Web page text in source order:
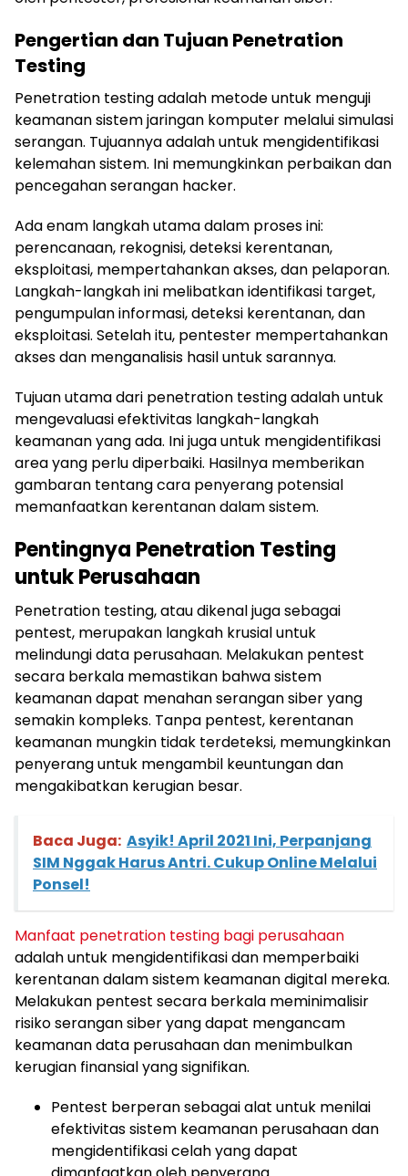
Pengertian dan Tujuan Penetration
Testing
Penetration testing adalah metode untuk menguji
keamanan sistem jaringan komputer melalui simulasi
serangan. Tujuannya adalah untuk mengidentifikasi
kelemahan sistem. Ini memungkinkan perbaikan dan
pencegahan serangan hacker.
Ada enam langkah utama dalam proses ini:
perencanaan, rekognisi, deteksi kerentanan,
eksploitasi, mempertahankan akses, dan pelaporan.
Langkah-langkah ini melibatkan identifikasi target,
pengumpulan informasi, deteksi kerentanan, dan
eksploitasi. Setelah itu, pentester mempertahankan
akses dan menganalisis hasil untuk sarannya.
Tujuan utama dari penetration testing adalah untuk
mengevaluasi efektivitas langkah-langkah
keamanan yang ada. Ini juga untuk mengidentifikasi
area yang perlu diperbaiki. Hasilnya memberikan
gambaran tentang cara penyerang potensial
memanfaatkan kerentanan dalam sistem.
Pentingnya Penetration Testing
untuk Perusahaan
Penetration testing, atau dikenal juga sebagai
pentest, merupakan langkah krusial untuk
melindungi data perusahaan. Melakukan pentest
secara berkala memastikan bahwa sistem
keamanan dapat menahan serangan siber yang
semakin kompleks. Tanpa pentest, kerentanan
keamanan mungkin tidak terdeteksi, memungkinkan
penyerang untuk mengambil keuntungan dan
mengakibatkan kerugian besar.
Baca Juga: Asyik! April 2021 Ini, Perpanjang
SIM Nggak Harus Antri. Cukup Online Melalui
Ponsel!
Manfaat penetration testing bagi perusahaan
adalah untuk mengidentifikasi dan memperbaiki
kerentanan dalam sistem keamanan digital mereka.
Melakukan pentest secara berkala meminimalisir
risiko serangan siber yang dapat mengancam
keamanan data perusahaan dan menimbulkan
kerugian finansial yang signifikan.
Pentest berperan sebagai alat untuk menilai
efektivitas sistem keamanan perusahaan dan
mengidentifikasi celah yang dapat